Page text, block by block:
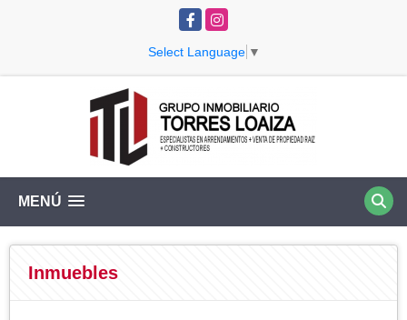
FacebookInstagram
Select Language ▼
MENÚ
Inmuebles